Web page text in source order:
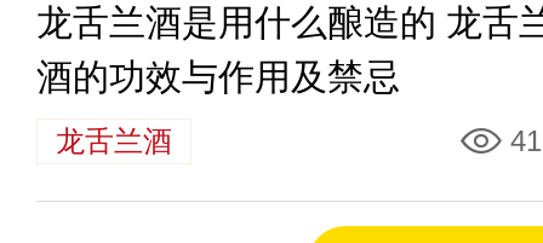
龙舌兰酒是用什么酿造的 龙舌
酒的功效与作用及禁忌
龙舌兰酒